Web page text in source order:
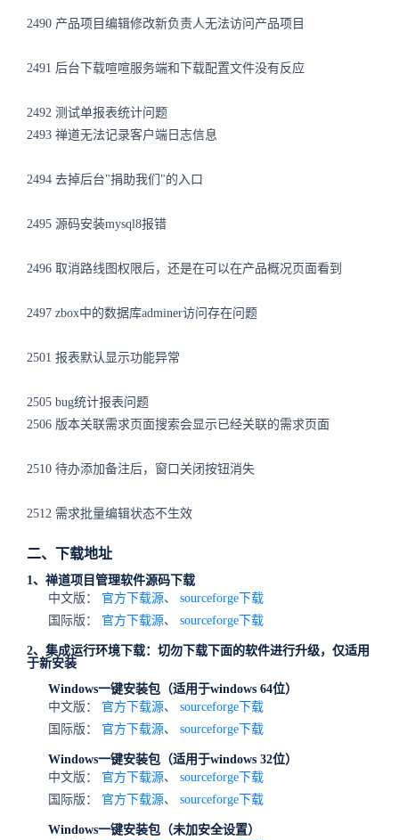
2490 产品项目编辑修改新负责人无法访问产品项目
2491 后台下载喧喧服务端和下载配置文件没有反应
2492 测试单报表统计问题
2493 禅道无法记录客户端日志信息
2494 去掉后台"捐助我们"的入口
2495 源码安装mysql8报错
2496 取消路线图权限后，还是在可以在产品概况页面看到
2497 zbox中的数据库adminer访问存在问题
2501 报表默认显示功能异常
2505 bug统计报表问题
2506 版本关联需求页面搜索会显示已经关联的需求页面
2510 待办添加备注后，窗口关闭按钮消失
2512 需求批量编辑状态不生效
二、下载地址
1、禅道项目管理软件源码下载
中文版： 官方下载源、 sourceforge下载
国际版： 官方下载源、 sourceforge下载
2、集成运行环境下载：切勿下载下面的软件进行升级，仅适用
于新安装
Windows一键安装包（适用于windows 64位）
中文版： 官方下载源、 sourceforge下载
国际版： 官方下载源、 sourceforge下载
Windows一键安装包（适用于windows 32位）
中文版： 官方下载源、 sourceforge下载
国际版： 官方下载源、 sourceforge下载
Windows一键安装包（未加安全设置）